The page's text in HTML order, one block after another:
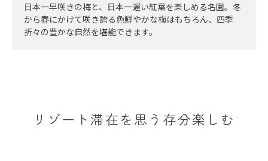
日本一早咲きの梅と、日本一遅い紅葉を楽しめる名園。冬
から春にかけて咲き誇る色鮮やかな梅はもちろん、四季
折々の豊かな自然を堪能できます。
リゾート滞在を思う存分楽しむ